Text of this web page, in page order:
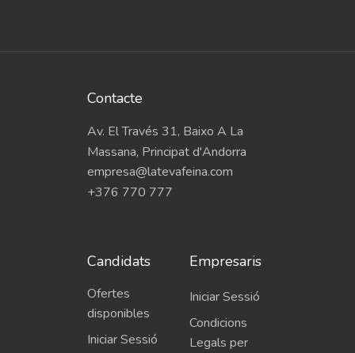
Contacte
Av. El Través 31, Baixo A La
Massana, Principat d'Andorra
empresa@latevafeina.com
+376 770 777
Candidats
Ofertes
disponibles
Iniciar Sessió
Empresaris
Iniciar Sessió
Condicions
Legals per